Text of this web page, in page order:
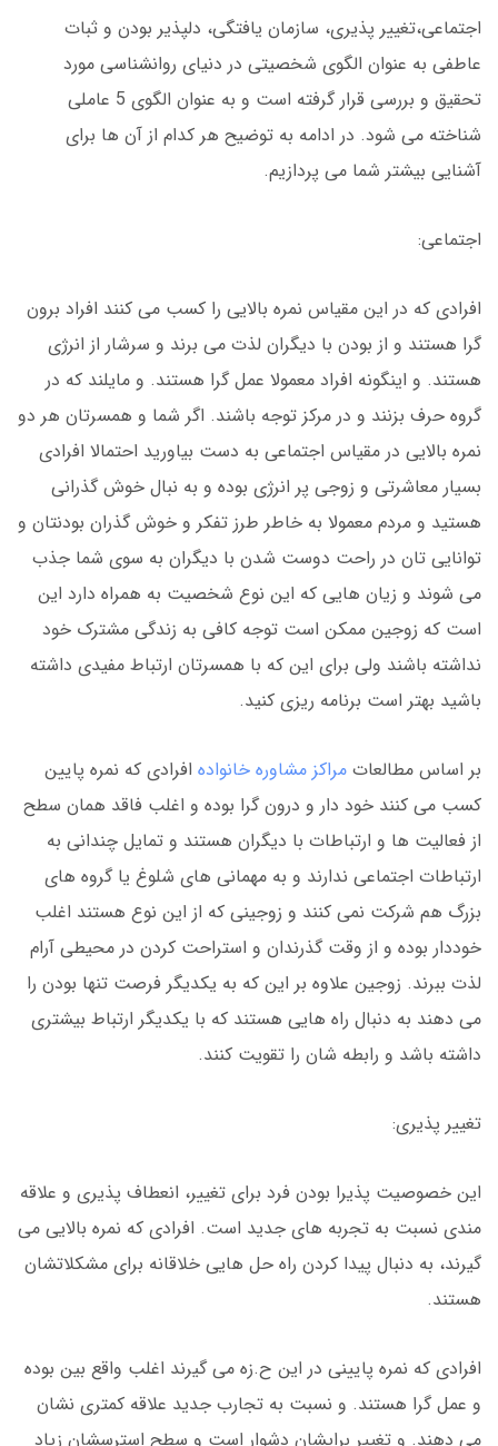
اجتماعی،تغییر پذیری، سازمان یافتگی، دلپذیر بودن و ثبات
عاطفی به عنوان الگوی شخصیتی در دنیای روانشناسی مورد
تحقیق و بررسی قرار گرفته است و به عنوان الگوی 5 عاملی
شناخته می شود. در ادامه به توضیح هر کدام از آن ها برای
آشنایی بیشتر شما می پردازیم.
اجتماعی:
افرادی که در این مقیاس نمره بالایی را کسب می کنند افراد برون
گرا هستند و از بودن با دیگران لذت می برند و سرشار از انرژی
هستند. و اینگونه افراد معمولا عمل گرا هستند. و مایلند که در
گروه حرف بزنند و در مرکز توجه باشند. اگر شما و همسرتان هر دو
نمره بالایی در مقیاس اجتماعی به دست بیاورید احتمالا افرادی
بسیار معاشرتی و زوجی پر انرژی بوده و به نبال خوش گذرانی
هستید و مردم معمولا به خاطر طرز تفکر و خوش گذران بودنتان و
توانایی تان در راحت دوست شدن با دیگران به سوی شما جذب
می شوند و زیان هایی که این نوع شخصیت به همراه دارد این
است که زوجین ممکن است توجه کافی به زندگی مشترک خود
نداشته باشند ولی برای این که با همسرتان ارتباط مفیدی داشته
باشید بهتر است برنامه ریزی کنید.
بر اساس مطالعات مراکز مشاوره خانواده افرادی که نمره پایین
کسب می کنند خود دار و درون گرا بوده و اغلب فاقد همان سطح
از فعالیت ها و ارتباطات با دیگران هستند و تمایل چندانی به
ارتباطات اجتماعی ندارند و به مهمانی های شلوغ یا گروه های
بزرگ هم شرکت نمی کنند و زوجینی که از این نوع هستند اغلب
خوددار بوده و از وقت گذرندان و استراحت کردن در محیطی آرام
لذت ببرند. زوجین علاوه بر این که به یکدیگر فرصت تنها بودن را
می دهند به دنبال راه هایی هستند که با یکدیگر ارتباط بیشتری
داشته باشد و رابطه شان را تقویت کنند.
تغییر پذیری:
این خصوصیت پذیرا بودن فرد برای تغییر، انعطاف پذیری و علاقه
مندی نسبت به تجربه های جدید است. افرادی که نمره بالایی می
گیرند، به دنبال پیدا کردن راه حل هایی خلاقانه برای مشکلاتشان
هستند.
افرادی که نمره پایینی در این ح.زه می گیرند اغلب واقع بین بوده
و عمل گرا هستند. و نسبت به تجارب جدید علاقه کمتری نشان
می دهند. و تغییر برایشان دشوار است و سطح استرسشان زیاد